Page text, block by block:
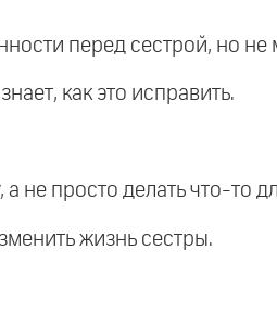
перед сестрой, но
как это исправить.
не просто делать что-то
жизнь сестры.